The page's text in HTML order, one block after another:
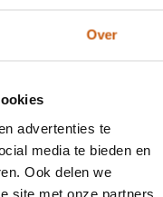
Over
advertenties te
media te bieden en
Ook delen we
site met onze partners
foto('s)
we de
aan